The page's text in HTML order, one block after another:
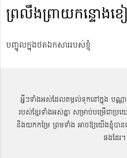
ព្រលឹងព្រាយកន្ទោងខ
បញ្ចូលក្នុងថតឯកសាររបស់ខ្ញុំ
អ្វីៗទាំងអស់ដែលតម្កល់ទុកនៅក្នុង បណ្ណ
របស់ខ្មែរទាំងអស់គ្នា សម្រាប់បម្រើជា
និងយកកម្រៃ ព្រមទាំង អាចឱ្យយើងខ្ញុំប
ផងដែរ។